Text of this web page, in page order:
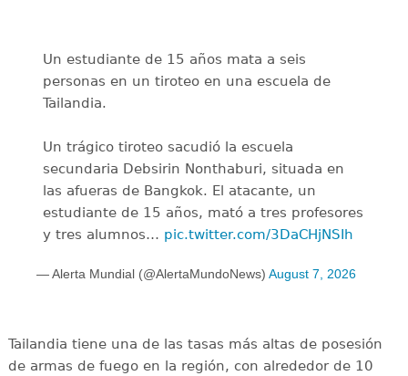
Un estudiante de 15 años mata a seis
personas en un tiroteo en una escuela de
Tailandia.
Un trágico tiroteo sacudió la escuela
secundaria Debsirin Nonthaburi, situada en
las afueras de Bangkok. El atacante, un
estudiante de 15 años, mató a tres profesores
y tres alumnos… pic.twitter.com/3DaCHjNSIh
— Alerta Mundial (@AlertaMundoNews) August 7, 2026
Tailandia tiene una de las tasas más altas de posesión
de armas de fuego en la región, con alrededor de 10